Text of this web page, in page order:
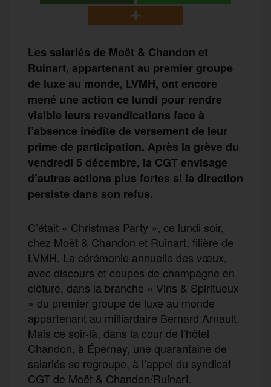
Les salariés de Moët & Chandon et
Ruinart, appartenant au premier groupe
de luxe au monde, LVMH, ont encore
mené une action ce lundi pour rendre
visible leurs revendications face à
l’absence inédite de versement de leur
prime de participation. Après la grève du
vendredi 5 décembre, la CGT envisage
d’autres actions plus fortes si la direction
persiste dans son refus.
C’était « Christmas Party », ce lundi soir,
chez Moët & Chandon et Ruinart, filière de
LVMH. La cérémonie annuelle des vœux,
avec discours et coupes de champagne en
clôture, dans la branche « Vins & Spiritueux
» du premier groupe de luxe au monde
appartenant au milliardaire Bernard Arnault.
Mais ce soir-là, dans la cour de l’hôtel
Chandon, à Épernay, une quarantaine de
salariés se regroupe, à l’appel du syndicat
CGT de Moët & Chandon/Ruinart.